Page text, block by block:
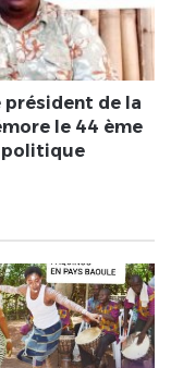
président de la
le 44 ème
politique